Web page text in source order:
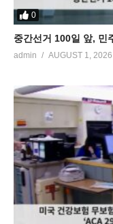
0
중간선거 100일 앞, 민
admin AUGUST 1, 2026